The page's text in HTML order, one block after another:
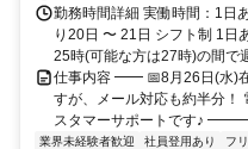
勤務時間詳細 実働時間：1日
り20日 〜 21日 シフト制 1
25時(可能な方は27時)の間で
仕事内容 ━━ 📅8月26日(水)
すが、メール対応も約半分！
スタマーサポートです
業界未経験者歓迎 社員登用あり フ